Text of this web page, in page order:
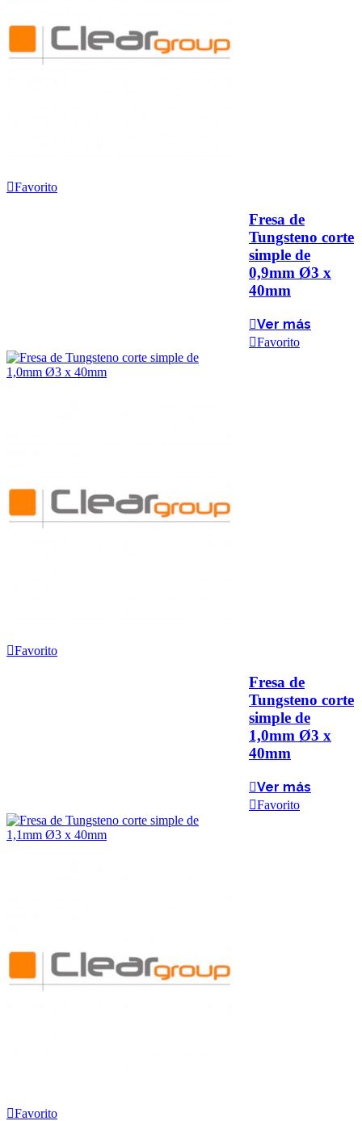
Favorito
Fresa de
Tungsteno corte
simple de
0,9mm Ø3 x
40mm
Ver más
Favorito
Favorito
Fresa de
Tungsteno corte
simple de
1,0mm Ø3 x
40mm
Ver más
Favorito
Favorito